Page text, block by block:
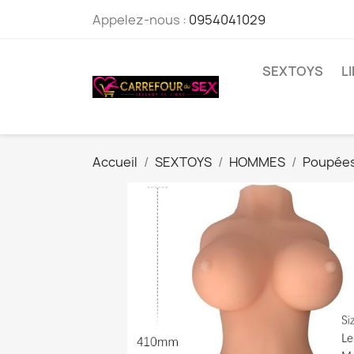
Appelez-nous : 0954041029
SEXTOYS
Accueil SEXTOYS HOMMES